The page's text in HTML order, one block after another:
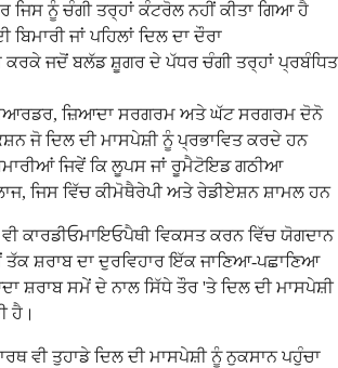
ਨੂੰ ਚੰਗੀ ਤਰ੍ਹਾਂ ਕੰਟਰੋਲ ਨਹੀਂ ਕੀਤਾ ਗਿਆ ਹੈ
ਬਿਮਾਰੀ ਜਾਂ ਪਹਿਲਾਂ ਦਿਲ ਦਾ ਦੌਰਾ
ਕਰਕੇ ਜਦੋਂ ਬਲੱਡ ਸ਼ੂਗਰ ਦੇ ਪੱਧਰ ਚੰਗੀ ਤਰ੍ਹਾਂ ਪ੍ਰਬੰਧਿਤ
ਜ਼ਿਆਦਾ ਸਰਗਰਮ ਅਤੇ ਘੱਟ ਸਰਗਰਮ ਦੋਨੋ
ਜੋ ਦਿਲ ਦੀ ਮਾਸਪੇਸ਼ੀ ਨੂੰ ਪ੍ਰਭਾਵਿਤ ਕਰਦੇ ਹਨ
ਜਿਵੇਂ ਕਿ ਲੂਪਸ ਜਾਂ ਰੂਮੈਟੋਇਡ ਗਠੀਆ
ਜਿਸ ਵਿੱਚ ਕੀਮੋਥੈਰੇਪੀ ਅਤੇ ਰੇਡੀਏਸ਼ਨ ਸ਼ਾਮਲ ਹਨ
ਕਾਰਡੀਓਮਾਇਓਪੈਥੀ ਵਿਕਸਤ ਕਰਨ ਵਿੱਚ ਯੋਗਦਾਨ
ਸ਼ਰਾਬ ਦਾ ਦੁਰਵਿਹਾਰ ਇੱਕ ਜਾਣਿਆ-ਪਛਾਣਿਆ
ਸ਼ਰਾਬ ਸਮੇਂ ਦੇ ਨਾਲ ਸਿੱਧੇ ਤੌਰ 'ਤੇ ਦਿਲ ਦੀ ਮਾਸਪੇਸ਼ੀ
ਹੈ।
ਵੀ ਤੁਹਾਡੇ ਦਿਲ ਦੀ ਮਾਸਪੇਸ਼ੀ ਨੂੰ ਨੁਕਸਾਨ ਪਹੁੰਚਾ